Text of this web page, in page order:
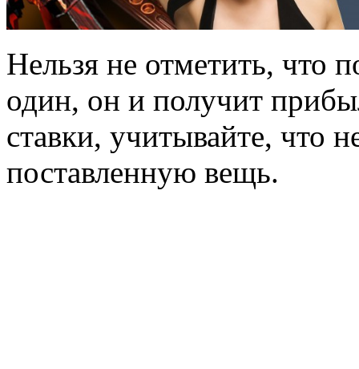
Нельзя не отметить, что
один, он и получит
ставки, учитывайте, что
поставленную вещь.